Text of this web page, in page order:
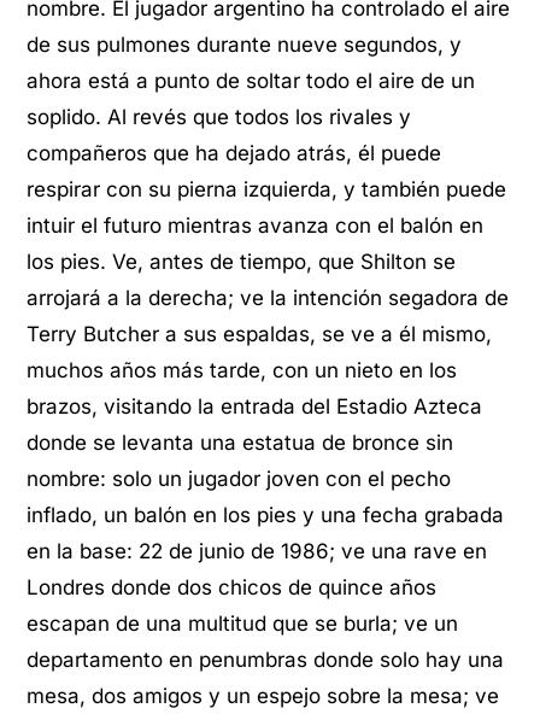
nombre. El jugador argentino ha controlado el aire
de sus pulmones durante nueve segundos, y
ahora está a punto de soltar todo el aire de un
soplido. Al revés que todos los rivales y
compañeros que ha dejado atrás, él puede
respirar con su pierna izquierda, y también puede
intuir el futuro mientras avanza con el balón en
los pies. Ve, antes de tiempo, que Shilton se
arrojará a la derecha; ve la intención segadora de
Terry Butcher a sus espaldas, se ve a él mismo,
muchos años más tarde, con un nieto en los
brazos, visitando la entrada del Estadio Azteca
donde se levanta una estatua de bronce sin
nombre: solo un jugador joven con el pecho
inflado, un balón en los pies y una fecha grabada
en la base: 22 de junio de 1986; ve una rave en
Londres donde dos chicos de quince años
escapan de una multitud que se burla; ve un
departamento en penumbras donde solo hay una
mesa, dos amigos y un espejo sobre la mesa; ve